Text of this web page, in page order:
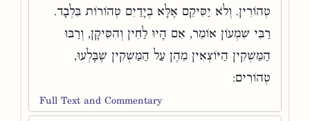
טְהוֹרִין. וְלֹא יַסִּיקֵם אֶלָּא בְיָדַיִם טְהוֹרוֹת בִּלְבָד.
רַבִּי שִׁמְעוֹן אוֹמֵר, אִם הָיוּ לַחִין וְהִסִּיקָן, וְרַבּוּ
הַמַּשְׁקִין הַיּוֹצְאִין מֵהֶן עַל הַמַּשְׁקִין שֶׁבָּלְעוּ,
טְהוֹרִים:
Full Text and Commentary